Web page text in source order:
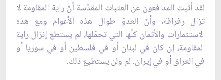
لقد أثبت المدافعون عن العتبات المقدّسة أنّ راية المقاومة لا
تزال رفرافة، وأنّ العدوّ طوال هذه الأعوام ومع هذه
الاستثمارات والأثمان كلّها التي تحمّلها، لم يستطع إنزال راية
المقاومة، إن كان في لبنان أو في فلسطين أو في سوريا أو
في العراق أو في إيران. لم ولن يستطيع ذلك.